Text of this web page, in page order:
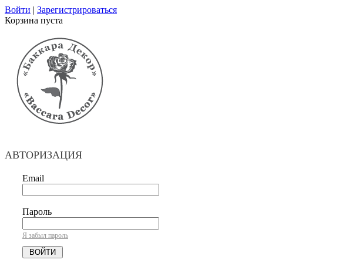
Войти | Зарегистрироваться
Корзина пуста
АВТОРИЗАЦИЯ
Email
Пароль
Я забыл пароль